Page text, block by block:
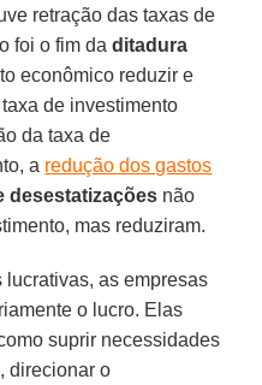
retração das taxas de
foi o fim daditadura
econômico reduzir e
de investimento
da taxa de
a redução dos gastos
desestatizações não
mas reduziram.
lucrativas, as empresas
o lucro. Elas
suprir necessidades
direcionar o